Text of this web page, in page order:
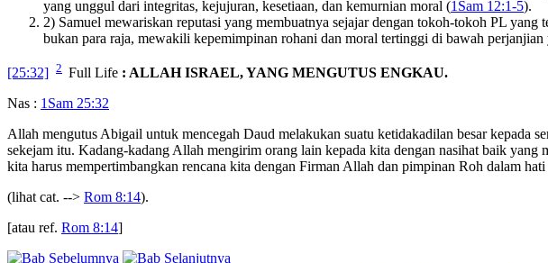
yang unggul dari integritas, kejujuran, kesetiaan, dan kemurnian moral (1Sam 12:1-5).
2) Samuel mewariskan reputasi yang membuatnya sejajar dengan tokoh-tokoh PL yang
bukan para raja, mewakili kepemimpinan rohani dan moral tertinggi di bawah perjanjian
[25:32] 2 Full Life : ALLAH ISRAEL, YANG MENGUTUS ENGKAU.
Nas : 1Sam 25:32
Allah mengutus Abigail untuk mencegah Daud melakukan suatu ketidakadilan besar kepada
sekejam itu. Kadang-kadang Allah mengirim orang lain kepada kita dengan nasihat baik
kita harus mempertimbangkan rencana kita dengan Firman Allah dan pimpinan Roh dalam hati
(lihat cat. --> Rom 8:14).
[atau ref. Rom 8:14]